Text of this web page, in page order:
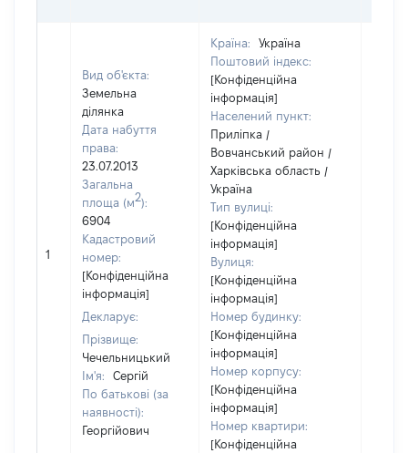
1
Вид об'єкта:
Земельна
ділянка
Дата набуття
права:
23.07.2013
Загальна
площа (м2):
6904
Кадастровий
номер:
[Конфіденційна
інформація]
Декларує:
Прізвище:
Чечельницький
Ім'я:
Сергій
По батькові (за
наявності):
Георгійович
Країна:
Україна
Поштовий індекс:
[Конфіденційна
інформація]
Населений пункт:
Приліпка /
Вовчанський район /
Харківська область /
Україна
Тип вулиці:
[Конфіденційна
інформація]
Вулиця:
[Конфіденційна
інформація]
Номер будинку:
[Конфіденційна
інформація]
Номер корпусу:
[Конфіденційна
інформація]
Номер квартири:
[Конфіденційна